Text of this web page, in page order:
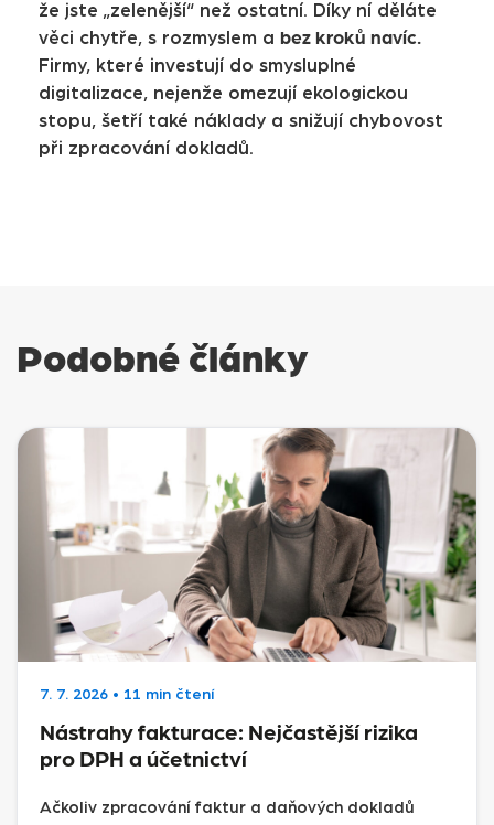
že jste „zelenější“ než ostatní. Díky ní děláte
věci chytře, s rozmyslem a bez kroků navíc.
Firmy, které investují do smysluplné
digitalizace, nejenže omezují ekologickou
stopu, šetří také náklady a snižují chybovost
při zpracování dokladů.
Podobné články
7. 7. 2026 • 11 min čtení
Nástrahy fakturace: Nejčastější rizika
pro DPH a účetnictví
Ačkoliv zpracování faktur a daňových dokladů